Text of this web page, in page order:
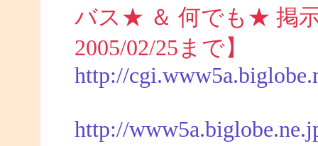
バス★ ＆ 何でも★ 掲示
2005/02/25まで】
http://
http://